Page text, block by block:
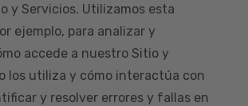
y Servicios. Utilizamos esta
ejemplo, para analizar y
accede a nuestro Sitio y
los utiliza y cómo interactúa con
y resolver errores y fallas en